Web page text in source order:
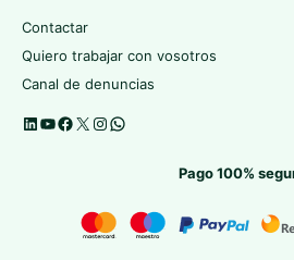
Contactar
Quiero trabajar con vosotros
Canal de denuncias
Pago 100%